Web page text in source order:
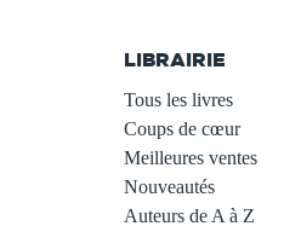
LIBRAIRIE
Tous les livres
Coups de cœur
Meilleures ventes
Nouveautés
Auteurs de A à Z